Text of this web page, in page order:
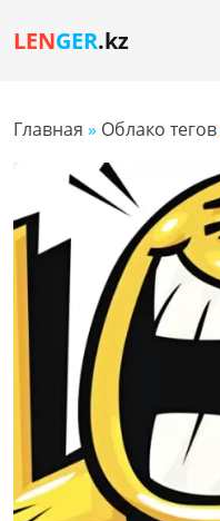
LENGER.kz
Главная » Облако тегов